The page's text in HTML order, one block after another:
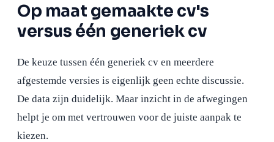
Op maat gemaakte cv's
versus één generiek cv
De keuze tussen één generiek cv en meerdere
afgestemde versies is eigenlijk geen echte discussie.
De data zijn duidelijk. Maar inzicht in de afwegingen
helpt je om met vertrouwen voor de juiste aanpak te
kiezen.